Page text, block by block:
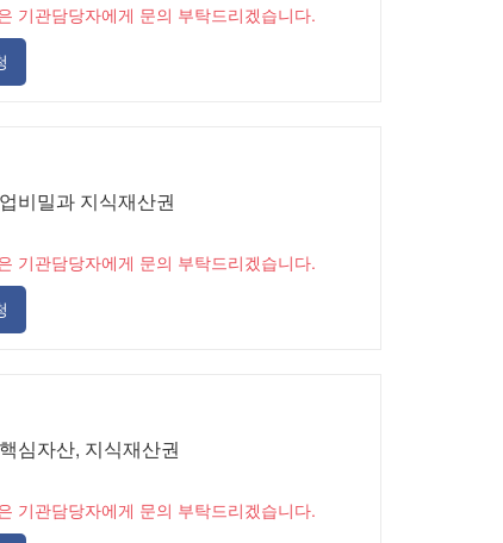
기관담당자에게 문의 부탁드리겠습니다.
비밀과 지식재산권
기관담당자에게 문의 부탁드리겠습니다.
심자산, 지식재산권
기관담당자에게 문의 부탁드리겠습니다.